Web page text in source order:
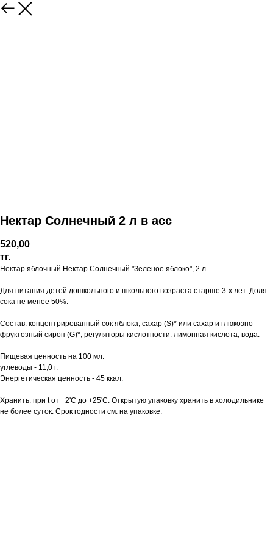
Нектар Солнечный 2 л в асс
520,00
тг.
Нектар яблочный Нектар Солнечный "Зеленое яблоко", 2 л.
Для питания детей дошкольного и школьного возраста старше 3-х лет. Доля
сока не менее 50%.
Состав: концентрированный сок яблока; сахар (S)* или сахар и глюкозно-
фруктозный сироп (G)*; регуляторы кислотности: лимонная кислота; вода.
Пищевая ценность на 100 мл:
углеводы - 11,0 г.
Энергетическая ценность - 45 ккал.
Хранить: при t от +2'С до +25'С. Открытую упаковку хранить в холодильнике
не более суток. Срок годности см. на упаковке.